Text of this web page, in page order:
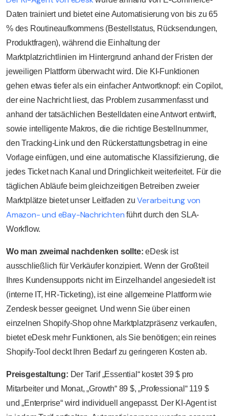
Daten trainiert und bietet eine Automatisierung von bis zu 65
% des Routineaufkommens (Bestellstatus, Rücksendungen,
Produktfragen), während die Einhaltung der
Marktplatzrichtlinien im Hintergrund anhand der Fristen der
jeweiligen Plattform überwacht wird. Die KI-Funktionen
gehen etwas tiefer als ein einfacher Antwortknopf: ein Copilot,
der eine Nachricht liest, das Problem zusammenfasst und
anhand der tatsächlichen Bestelldaten eine Antwort entwirft,
sowie intelligente Makros, die die richtige Bestellnummer,
den Tracking-Link und den Rückerstattungsbetrag in eine
Vorlage einfügen, und eine automatische Klassifizierung, die
jedes Ticket nach Kanal und Dringlichkeit weiterleitet. Für die
täglichen Abläufe beim gleichzeitigen Betreiben zweier
Marktplätze bietet unser Leitfaden zuVerarbeitung von
Amazon- und eBay-Nachrichten führt durch den SLA-
Workflow.
Wo man zweimal nachdenken sollte: eDesk ist
ausschließlich für Verkäufer konzipiert. Wenn der Großteil
Ihres Kundensupports nicht im Einzelhandel angesiedelt ist
(interne IT, HR-Ticketing), ist eine allgemeine Plattform wie
Zendesk besser geeignet. Und wenn Sie über einen
einzelnen Shopify-Shop ohne Marktplatzpräsenz verkaufen,
bietet eDesk mehr Funktionen, als Sie benötigen; ein reines
Shopify-Tool deckt Ihren Bedarf zu geringeren Kosten ab.
Preisgestaltung: Der Tarif „Essential“ kostet 39 $ pro
Mitarbeiter und Monat, „Growth“ 89 $, „Professional“ 119 $
und „Enterprise“ wird individuell angepasst. Der KI-Agent ist